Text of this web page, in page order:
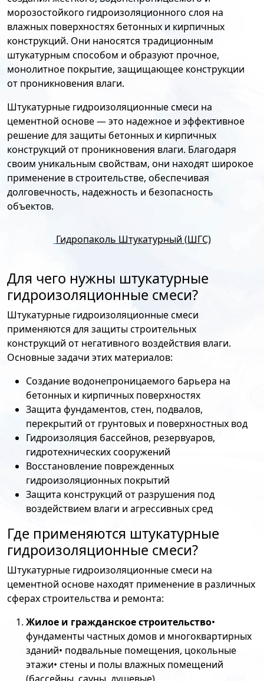
морозостойкого гидроизоляционного слоя на
влажных поверхностях бетонных и кирпичных
конструкций. Они наносятся традиционным
штукатурным способом и образуют прочное,
монолитное покрытие, защищающее конструкции
от проникновения влаги.
Штукатурные гидроизоляционные смеси на
цементной основе — это надежное и эффективное
решение для защиты бетонных и кирпичных
конструкций от проникновения влаги. Благодаря
своим уникальным свойствам, они находят широкое
применение в строительстве, обеспечивая
долговечность, надежность и безопасность
объектов.
Гидропаколь Штукатурный (ШГС)
Для чего нужны штукатурные
гидроизоляционные смеси?
Штукатурные гидроизоляционные смеси
применяются для защиты строительных
конструкций от негативного воздействия влаги.
Основные задачи этих материалов:
Создание водонепроницаемого барьера на
бетонных и кирпичных поверхностях
Защита фундаментов, стен, подвалов,
перекрытий от грунтовых и поверхностных вод
Гидроизоляция бассейнов, резервуаров,
гидротехнических сооружений
Восстановление поврежденных
гидроизоляционных покрытий
Защита конструкций от разрушения под
воздействием влаги и агрессивных сред
Где применяются штукатурные
гидроизоляционные смеси?
Штукатурные гидроизоляционные смеси на
цементной основе находят применение в различных
сферах строительства и ремонта:
Жилое и гражданское строительство•
фундаменты частных домов и многоквартирных
зданий• подвальные помещения, цокольные
этажи• стены и полы влажных помещений